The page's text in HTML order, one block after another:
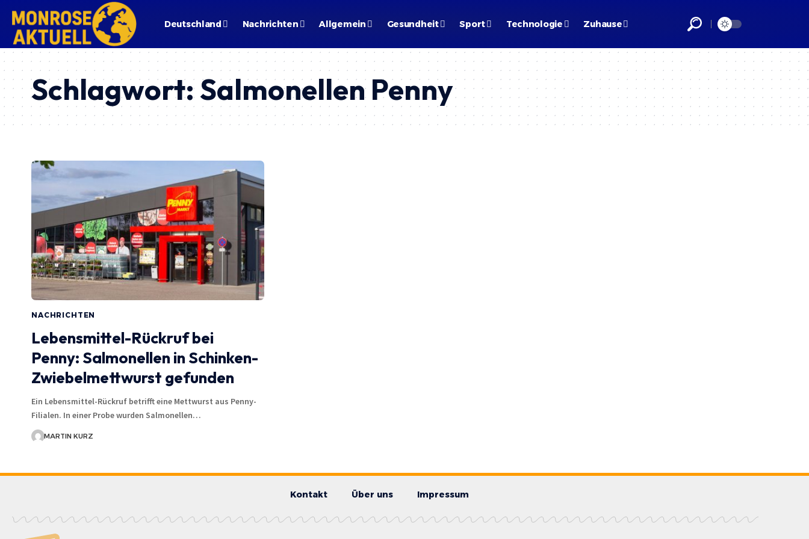
Deutschland Nachrichten Allgemein Gesundheit Sport Technologie Zuhause
Schlagwort:Salmonellen Penny
NACHRICHTEN
Lebensmittel-Rückruf bei
Penny: Salmonellen in Schinken-
Zwiebelmettwurst gefunden
Ein Lebensmittel-Rückruf betrifft eine Mettwurst aus Penny-
Filialen. In einer Probe wurden Salmonellen…
MARTIN KURZ
Kontakt Über uns Impressum